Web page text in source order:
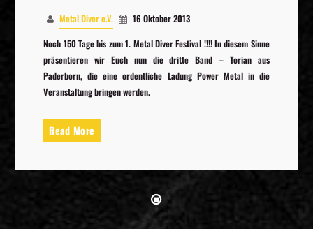
Metal Diver e.V.
16 Oktober 2013
Noch 150 Tage bis zum 1. Metal Diver Festival !!!! In diesem Sinne
präsentieren wir Euch nun die dritte Band – Torian aus
Paderborn, die eine ordentliche Ladung Power Metal in die
Veranstaltung bringen werden.
Read More